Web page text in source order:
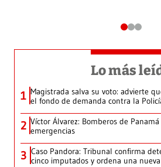
Lo más
1 Magistrada salva su voto: advierte
el fondo de demanda contra la
2 Víctor Álvarez: Bomberos de
emergencias
3 Caso Pandora: Tribunal confirma
cinco imputados y ordena una